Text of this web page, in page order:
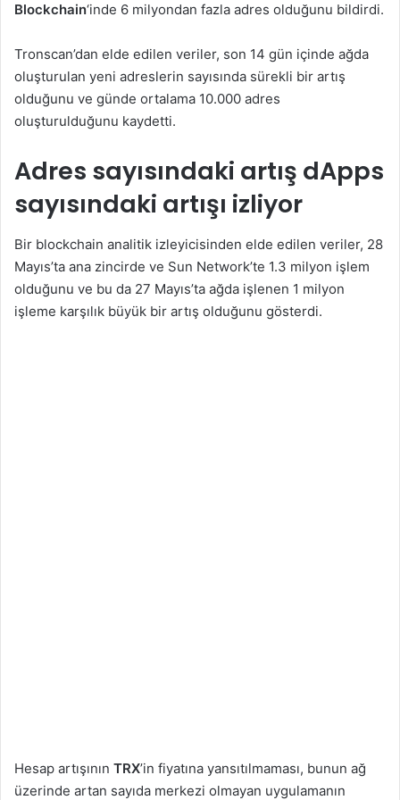
Blockchain‘inde 6 milyondan fazla adres olduğunu bildirdi.
Tronscan’dan elde edilen veriler, son 14 gün içinde ağda
oluşturulan yeni adreslerin sayısında sürekli bir artış
olduğunu ve günde ortalama 10.000 adres
oluşturulduğunu kaydetti.
Adres sayısındaki artış dApps
sayısındaki artışı izliyor
Bir blockchain analitik izleyicisinden elde edilen veriler, 28
Mayıs’ta ana zincirde ve Sun Network’te 1.3 milyon işlem
olduğunu ve bu da 27 Mayıs’ta ağda işlenen 1 milyon
işleme karşılık büyük bir artış olduğunu gösterdi.
Hesap artışının TRX’in fiyatına yansıtılmaması, bunun ağ
üzerinde artan sayıda merkezi olmayan uygulamanın